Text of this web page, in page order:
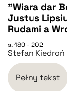
pobierz cytat
CZYSTY
pobierz cytat
BIBTEX
"Wiara dar
Justus
Rudami a
s. 189 - 202
Stefan Kiedroń
Pełny tekst